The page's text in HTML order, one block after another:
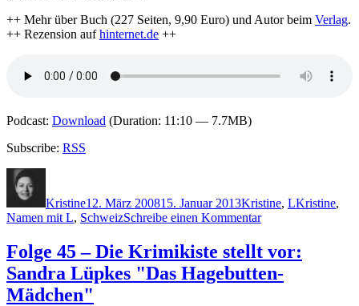
++ Mehr über Buch (227 Seiten, 9,90 Euro) und Autor beim Verlag.
++ Rezension aufhinternet.de ++
Podcast: Download (Duration: 11:10 — 7.7MB)
Subscribe: RSS
Kristine12. März 200815. Januar 2013Kristine, LKristine,
Namen mit L, SchweizSchreibe einen Kommentarzu
52
–
Die
Folge 45 – Die Krimikiste stellt vor:
Sandra Lüpkes "Das Hagebutten-
Mädchen"